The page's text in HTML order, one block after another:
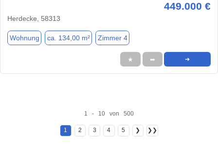
449.000 €
Herdecke, 58313
Wohnung ca. 134,00 m² Zimmer 4
★ ➦ ➜
1 - 10 von 500
1 2 3 4 5 ❯ ❯❯